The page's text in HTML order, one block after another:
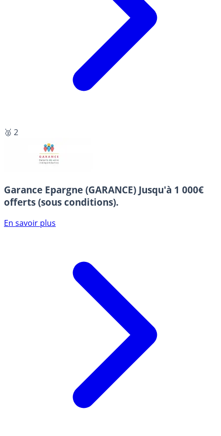
🥈 2
Garance Epargne (GARANCE) Jusqu'à 1 000€
offerts (sous conditions).
En savoir plus